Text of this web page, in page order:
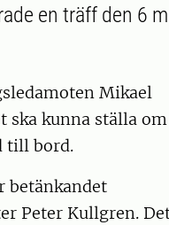
en träff den 6
Mikael
ska kunna ställa om
till bord.
betänkandet
Peter Kullgren.